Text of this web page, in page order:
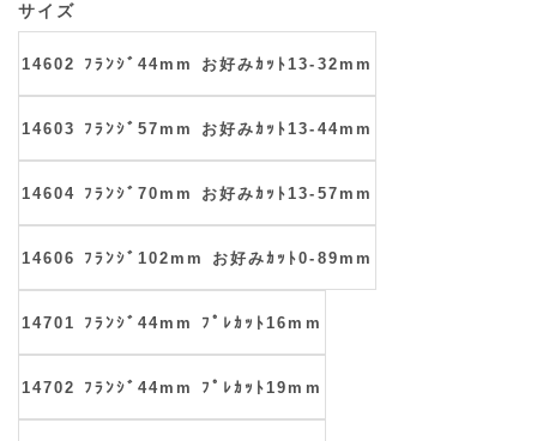
サイズ
14602 ﾌﾗﾝｼﾞ44mm お好みｶｯﾄ13-32mm
14603 ﾌﾗﾝｼﾞ57mm お好みｶｯﾄ13-44mm
14604 ﾌﾗﾝｼﾞ70mm お好みｶｯﾄ13-57mm
14606 ﾌﾗﾝｼﾞ102mm お好みｶｯﾄ0-89mm
14701 ﾌﾗﾝｼﾞ44mm ﾌﾟﾚｶｯﾄ16mm
14702 ﾌﾗﾝｼﾞ44mm ﾌﾟﾚｶｯﾄ19mm